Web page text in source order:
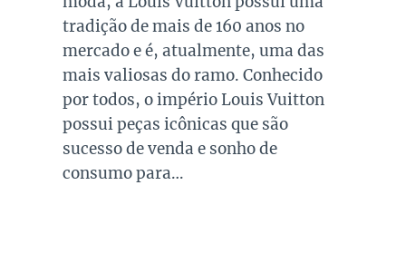
Quem já abriu o closet e se
perguntou quanto vale minha bolsa
de luxo seminova sabe que a
resposta não é simples. O preço de
revenda de uma peça de grife
depende de uma combinação de
fatores que vai muito além da marca